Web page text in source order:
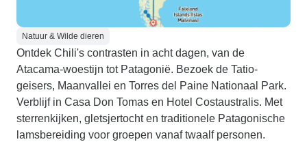
Natuur & Wilde dieren
Ontdek Chili's contrasten in acht dagen, van de
Atacama-woestijn tot Patagonië. Bezoek de Tatio-
geisers, Maanvallei en Torres del Paine Nationaal Park.
Verblijf in Casa Don Tomas en Hotel Costaustralis. Met
sterrenkijken, gletsjertocht en traditionele Patagonische
lamsbereiding voor groepen vanaf twaalf personen.